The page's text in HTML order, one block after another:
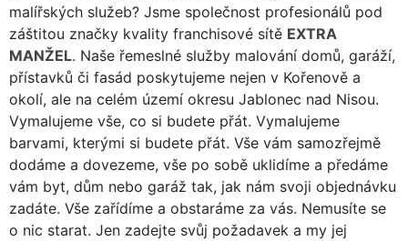
malířských služeb? Jsme společnost profesionálů pod
záštitou značky kvality franchisové sítě EXTRA
MANŽEL. Naše řemeslné služby malování domů, garáží,
přístavků či fasád poskytujeme nejen v Kořenově a
okolí, ale na celém území okresu Jablonec nad Nisou.
Vymalujeme vše, co si budete přát. Vymalujeme
barvami, kterými si budete přát. Vše vám samozřejmě
dodáme a dovezeme, vše po sobě uklidíme a předáme
vám byt, dům nebo garáž tak, jak nám svoji objednávku
zadáte. Vše zařídíme a obstaráme za vás. Nemusíte se
o nic starat. Jen zadejte svůj požadavek a my jej